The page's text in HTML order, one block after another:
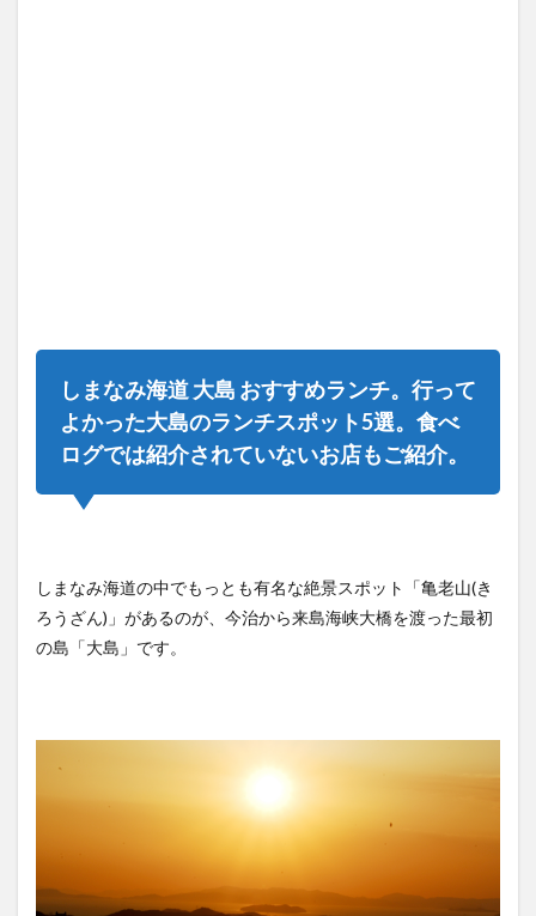
しまなみ海道 大島 おすすめランチ。行って
よかった大島のランチスポット5選。食べ
ログでは紹介されていないお店もご紹介。
しまなみ海道の中でもっとも有名な絶景スポット「亀老山(き
ろうざん)」があるのが、今治から来島海峡大橋を渡った最初
の島「大島」です。